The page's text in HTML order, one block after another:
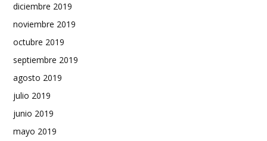
diciembre 2019
noviembre 2019
octubre 2019
septiembre 2019
agosto 2019
julio 2019
junio 2019
mayo 2019